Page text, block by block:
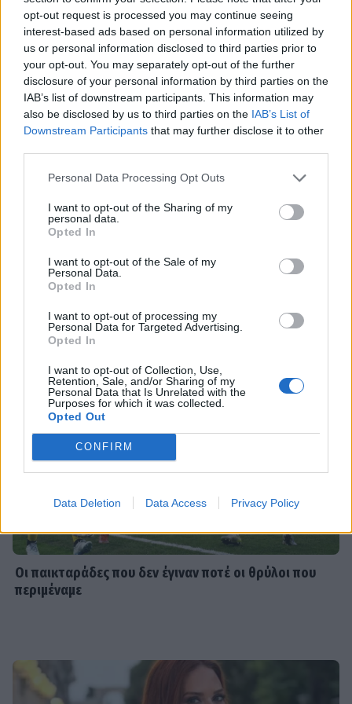
opt-out request is processed you may continue seeing
interest-based ads based on personal information utilized by
us or personal information disclosed to third parties prior to
your opt-out. You may separately opt-out of the further
disclosure of your personal information by third parties on the
IAB’s list of downstream participants. This information may
also be disclosed by us to third parties on the IAB’s List of
Downstream Participants that may further disclose it to other
Personal Data Processing Opt Outs
I want to opt-out of the Sharing of my
personal data.
Opted In
I want to opt-out of the Sale of my
Personal Data.
Opted In
I want to opt-out of processing my
Personal Data for Targeted Advertising.
Opted In
I want to opt-out of Collection, Use,
Retention, Sale, and/or Sharing of my
Personal Data that Is Unrelated with the
Purposes for which it was collected.
Opted Out
CONFIRM
Data Deletion Data Access Privacy Policy
ρόλοι και οι πληγές του ανθρώπου
πίσω από τον μεγάλο πρωταγωνιστή
SHOWBIZ
Μάντυ Λάμπου: Πώς είναι και πού
βρίσκεται σήμερα η πρώτη
παρουσιάστρια του «Ok» στο MAD
SHOWBIZ
Ρίκα Διαλυνά: Η διεθνής Ελληνίδα
που κατέκτησε τα πλατό, τα
καλλιστεία και τις καρδιές μας
GOSSIP SPECIALS
8 Αυγούστου 2017: Σαν σήμερα
Αρλέτας
Γιώργος Κουβαράς: «Θα παραμείνω
δημοσιογράφος που τραγουδάει...» -
SHOWBIZ
Ειρήνη Νικολοπούλου: «Το Tik Tok
έχει γίνει το σόου όλου του
HOLLYWOOD
Σακίρα: Αυτές είναι οι 7 τροφές που
Σέρρες: «Δεν ήταν μόνο η ταχύτητα» – Η ανάλυση
πραγματογνώμονα για το σφοδρό δυστύχημα
Οι παικταράδες που δεν έγιναν ποτέ οι θρύλοι που
περιμέναμε